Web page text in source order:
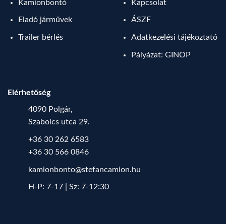
Kamionbontó
Eladó járművek
Trailer bérlés
Kapcsolat
ÁSZF
Adatkezelési tájékoztató
Pályázat: GINOP
Elérhetőség
4090 Polgár,
Szabolcs utca 29.
+36 30 262 6583
+36 30 566 0846
kamionbonto@stefancamion.hu
H-P: 7-17 | Sz: 7-12:30